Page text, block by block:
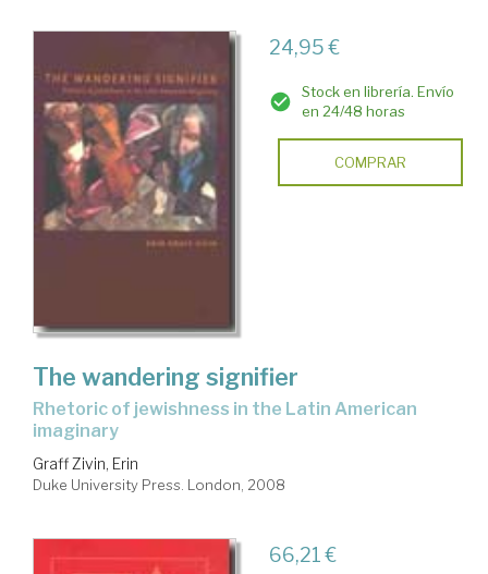
24,95 €
Stock en librería. Envío
en 24/48 horas
COMPRAR
The wandering signifier
rhetoric of jewishness in the Latin American
imaginary
Graff Zivin, Erin
Duke University Press. London, 2008
66,21 €